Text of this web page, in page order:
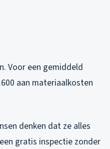
Voor een gemiddeld
aan materiaalkosten
denken dat ze alles
gratis inspectie zonder